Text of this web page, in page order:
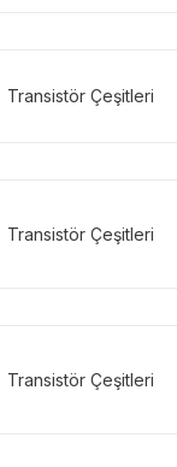
Transistör Çeşitleri
Transistör Çeşitleri
Transistör Çeşitleri